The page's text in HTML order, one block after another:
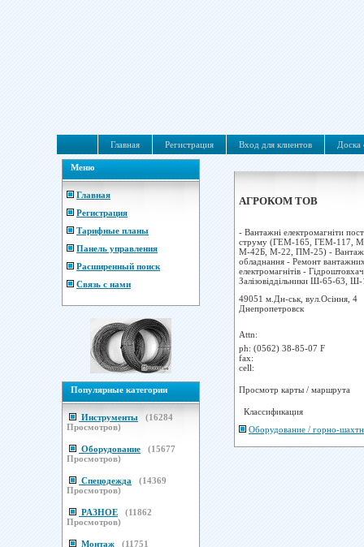
Главная Регистрация Вход для клиентов Доска
Меню
Главная
Регистрация
Тарифные планы
Панель управления
Расширенный поиск
Связь с нами
Популярные категории
Инструменты (16284
Просмотров)
Оборудование (15677
Просмотров)
Спецодежда (14369
Просмотров)
РАЗНОЕ (11862
Просмотров)
Монтаж (11751
АГРОКОМ ТОВ
- Вантажнi електромагнiти
струму (ГЕМ-165, ГЕМ-117,
М-42Б, М-22, ПМ-25) -
обладнання - Ремонт
електромагнітів -
Залізовіддільники Ш-65-63,
49051 м.Дн-ськ, вул.Осіння, 4
Днепропетровск
Attn:
ph: (0562) 38-85-07 F
fax:
cell:
Просмотр карты / маршрута
Классификация
Оборудование / горно-